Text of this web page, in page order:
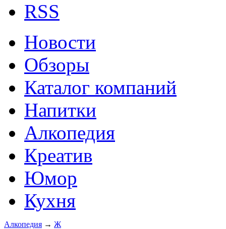
RSS
Новости
Обзоры
Каталог компаний
Напитки
Алкопедия
Креатив
Юмор
Кухня
Алкопедия → Ж